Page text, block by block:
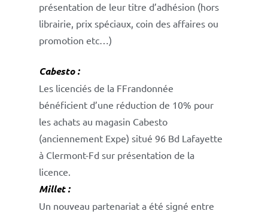
présentation de leur titre d’adhésion (hors
librairie, prix spéciaux, coin des affaires ou
promotion etc…)
Cabesto :
Les licenciés de la FFrandonnée
bénéficient d’une réduction de 10% pour
les achats au magasin Cabesto
(anciennement Expe) situé 96 Bd Lafayette
à Clermont-Fd sur présentation de la
licence.
Millet :
Un nouveau partenariat a été signé entre